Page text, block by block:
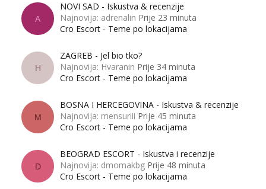
A
NOVI SAD - Iskustva & recenzije
Najnovija: adrenalin Prije 23 minuta
Cro Escort - Teme po lokacijama
H
ZAGREB - Jel bio tko?
Najnovija: Hvaranin Prije 34 minuta
Cro Escort - Teme po lokacijama
M
BOSNA I HERCEGOVINA - Iskustva & recenzije
Najnovija: mensuriii Prije 45 minuta
Cro Escort - Teme po lokacijama
D
BEOGRAD ESCORT - Iskustva i recenzije
Najnovija: dmomakbg Prije 48 minuta
Cro Escort - Teme po lokacijama